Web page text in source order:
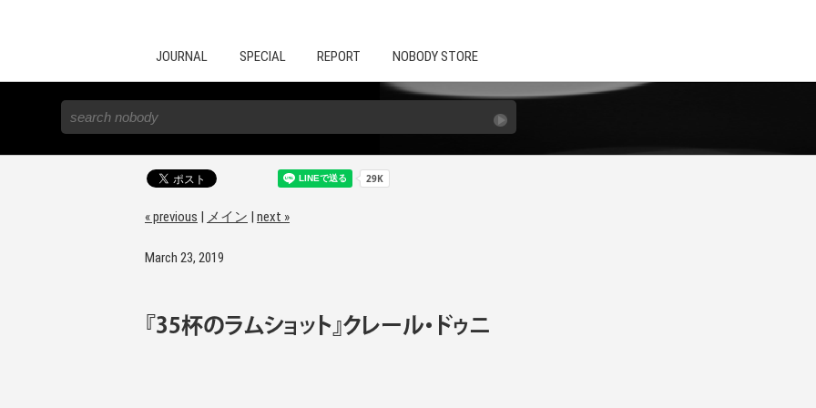
JOURNAL SPECIAL REPORT NOBODY STORE
« previous | メイン | next »
March 23, 2019
『35杯のラムショット』クレール・ドゥニ